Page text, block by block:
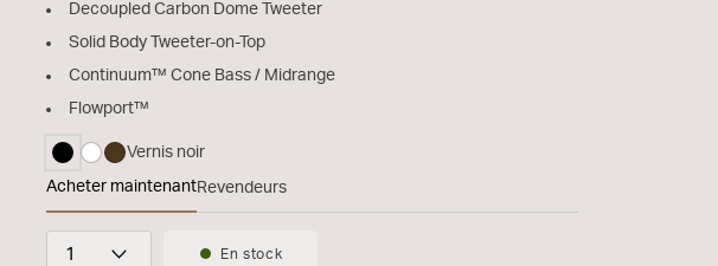
Decoupled Carbon Dome Tweeter
Solid Body Tweeter-on-Top
Continuum™ Cone Bass / Midrange
Flowport™
sélectionné
Vernis noir
Acheter maintenantRevendeurs
En stock